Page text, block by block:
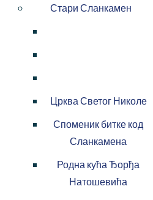
Стари Сланкамен
Црква Светог Николе
Споменик битке код
Сланкамена
Родна кућа Ђорђа
Натошевића